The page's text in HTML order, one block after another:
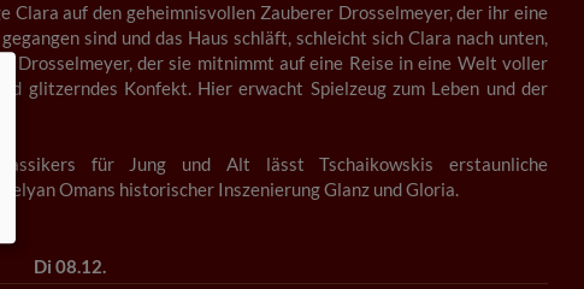
auf den geheimnisvollen Zauberer Drosselmeyer, der ihr eine
sind und das Haus schläft, schleicht sich Clara nach unten,
Drosselmeyer, der sie mitnimmt auf eine Reise in eine Welt voller
glitzerndes Konfekt. Hier erwacht Spielzeug zum Leben und der
für Jung und Alt lässt Tschaikowskis erstaunliche
Omans historischer Inszenierung Glanz und Gloria.
Di 08.12.